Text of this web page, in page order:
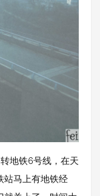
地铁6号线，在天
站马上有地铁经